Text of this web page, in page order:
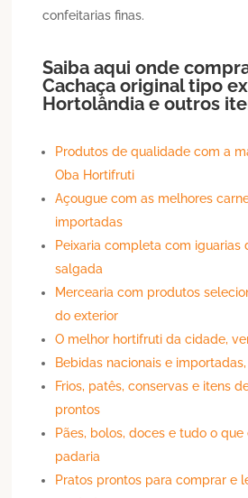
confeitarias finas.
Saiba aqui onde
Cachaça original tipo
Hortolândia e outros
Produtos de qualidade com a
Oba Hortifruti
Açougue com as melhores
importadas
Peixaria completa com iguarias
salgada
Mercearia com produtos
do exterior
O melhor hortifruti da cidade,
Bebidas nacionais e
Frios, patês, conservas e itens
prontos
Pães, bolos, doces e tudo o
padaria
Pratos prontos para comprar e